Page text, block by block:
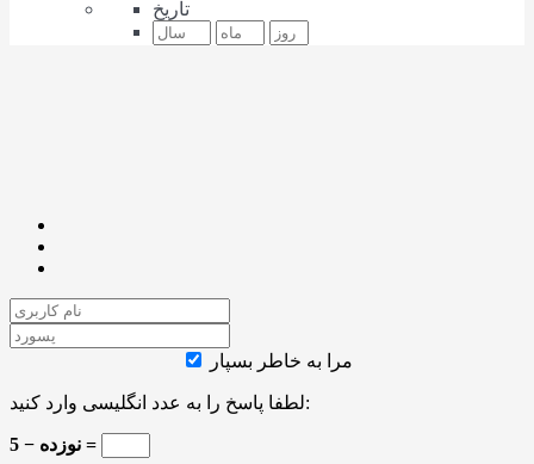
تاریخ
مرا به خاطر بسپار
لطفا پاسخ را به عدد انگلیسی وارد کنید:
نوزده − 5 =